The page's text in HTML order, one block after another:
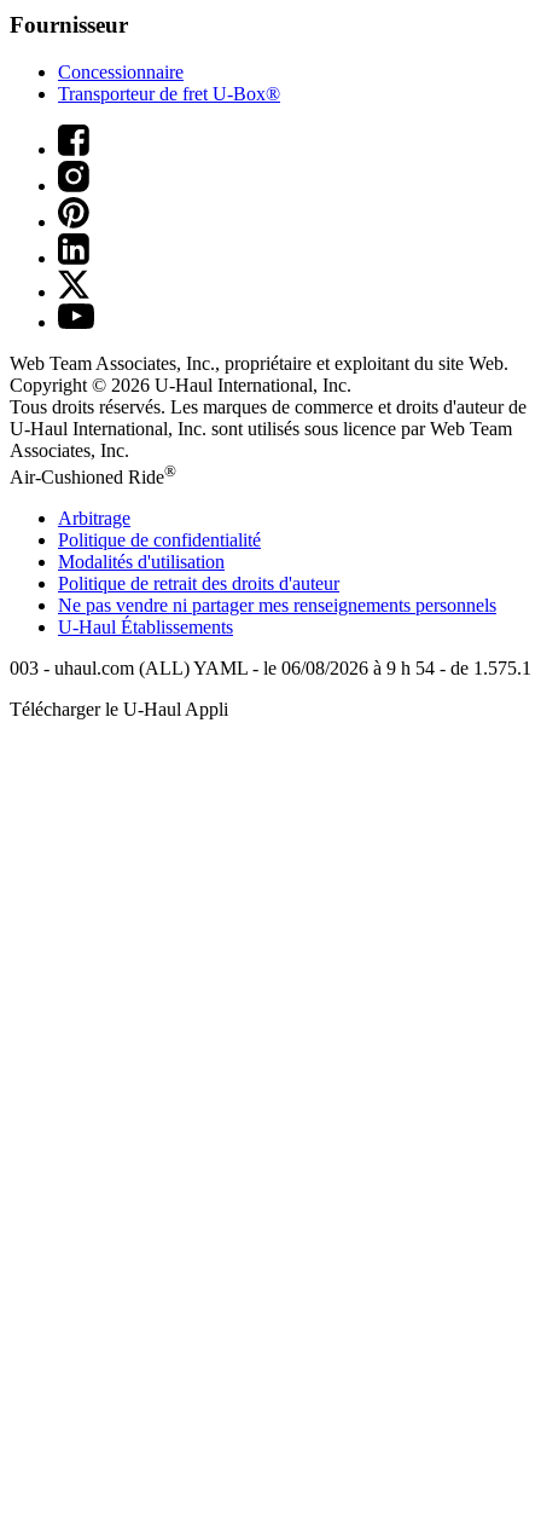
Fournisseur
Concessionnaire
Transporteur de fret U-Box®
Web Team Associates, Inc., propriétaire et exploitant du site Web.
Copyright © 2026 U-Haul International, Inc.
Tous droits réservés. Les marques de commerce et droits d'auteur de
U-Haul International, Inc. sont utilisés sous licence par Web Team
Associates, Inc.
Air-Cushioned Ride®
Arbitrage
Politique de confidentialité
Modalités d'utilisation
Politique de retrait des droits d'auteur
Ne pas vendre ni partager mes renseignements personnels
U-Haul Établissements
003 - uhaul.com (ALL) YAML - le 06/08/2026 à 9 h 54 - de 1.575.1
Télécharger le U-HaulAppli